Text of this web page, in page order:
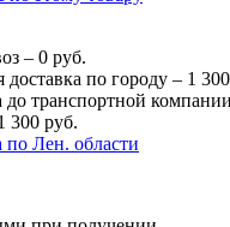
– 0 руб.
доставка по городу – 1
до транспортной
300 руб.
по Лен. области